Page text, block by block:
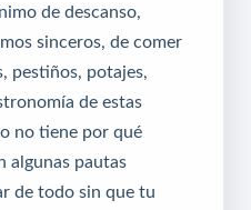
de descanso,
sinceros, de comer
pestiños, potajes,
de estas
no tiene por qué
algunas pautas
de todo sin que tu